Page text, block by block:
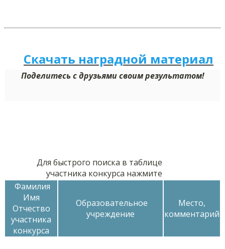
Скачать наградной материал
Поделитесь с друзьями своим результатом!
Для быстрого поиска в таблице
участника конкурса нажмите
Фамилия
Имя
Отчество
участника
конкурса
Образовательное
учреждение
Место,
комментарий